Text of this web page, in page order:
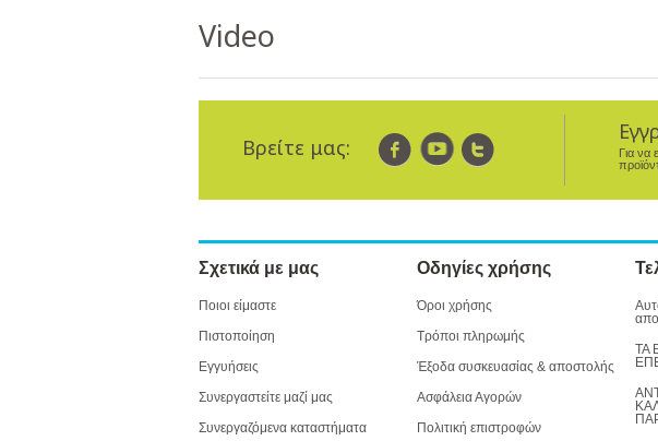
Video
Βρείτε μας:
Για να
Σχετικά με μας
Ποιοι είμαστε
Πιστοποίηση
Εγγυήσεις
Συνεργαστείτε μαζί μας
Συνεργαζόμενα καταστήματα
Οδηγίες χρήσης
Όροι χρήσης
Τρόποι πληρωμής
Έξοδα συσκευασίας & αποστολής
Ασφάλεια Αγορών
Πολιτική επιστροφών
ΤΑ